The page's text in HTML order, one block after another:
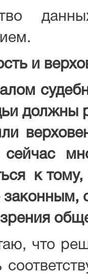
и
должны
сейчас
к
законным,
что